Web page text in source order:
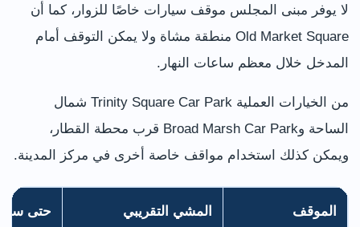
لا يوفر مبنى المجلس موقف سيارات خاصًا للزوار، كما أن
Old Market Square منطقة مشاة ولا يمكن التوقف أمام
المدخل خلال معظم ساعات النهار.
من الخيارات العملية Trinity Square Car Park شمال
الساحة وBroad Marsh Car Park قرب محطة القطار،
ويمكن كذلك استخدام مواقف خاصة أخرى في مركز المدينة.
الموقف المشي التقريبي حتى